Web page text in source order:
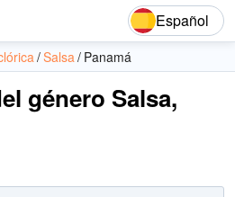
Español
Salsa Panamá
género Salsa,